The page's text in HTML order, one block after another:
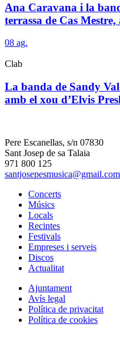
Ana Caravana i la
terrassa de Cas Mestre,
08 ag.
Clab
La banda de Sandy
amb el xou d’Elvis
Pere Escanellas, s/n 07830
Sant Josep de sa Talaia
971 800 125
santjosepesmusica@gmail.com
Concerts
Músics
Locals
Recintes
Festivals
Empreses i serveis
Discos
Actualitat
Ajuntament
Avís legal
Política de privacitat
Política de cookies